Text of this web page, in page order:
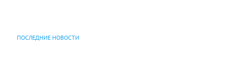
ПОСЛЕДНИЕ НОВОСТИ